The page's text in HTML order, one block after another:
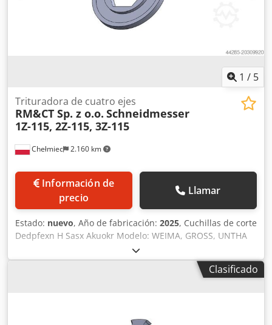
1 / 5
Chełmiec 2.160 km
Trituradora de cuatro ejes
RM&CT Sp. z o.o. Schneidmesser
1Z-115, 2Z-115, 3Z-115
Información de
precio
Llamar
Estado: nuevo, Año de fabricación: 2025, Cuchillas de corte
Dedpfexn H Sasx Akuokr Modelo: WEIMA, GROSS, UNTHA
Tipo: ZM40, ZMK50, GZ40, RS40, RS50 Año de fabricación:
2025 Nuevas / listas para usar inmediatamente 1. Cuchilla
1Z-115 2. Cuchilla 2Z-115 3. Cuchilla 3Z-115 SomosClasificado